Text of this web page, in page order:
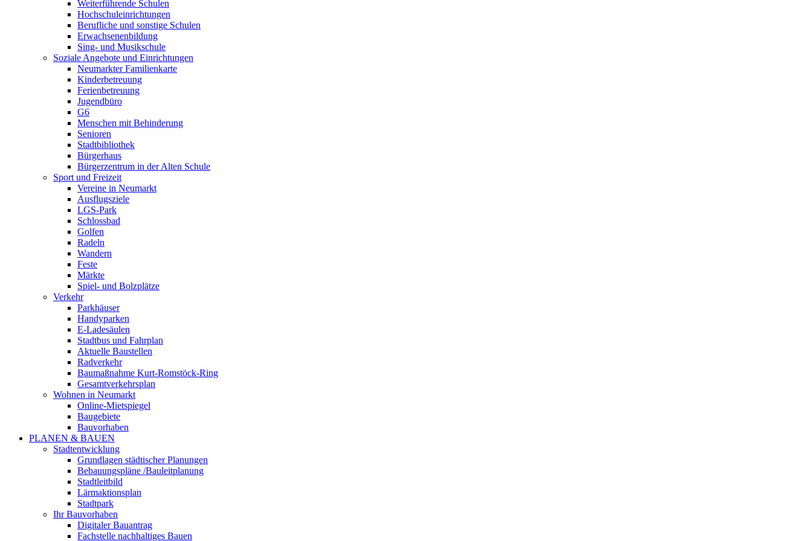
Weiterführende Schulen
Hochschuleinrichtungen
Berufliche und sonstige Schulen
Erwachsenenbildung
Sing- und Musikschule
Soziale Angebote und Einrichtungen
Neumarkter Familienkarte
Kinderbetreuung
Ferienbetreuung
Jugendbüro
G6
Menschen mit Behinderung
Senioren
Stadtbibliothek
Bürgerhaus
Bürgerzentrum in der Alten Schule
Sport und Freizeit
Vereine in Neumarkt
Ausflugsziele
LGS-Park
Schlossbad
Golfen
Radeln
Wandern
Feste
Märkte
Spiel- und Bolzplätze
Verkehr
Parkhäuser
Handyparken
E-Ladesäulen
Stadtbus und Fahrplan
Aktuelle Baustellen
Radverkehr
Baumaßnahme Kurt-Romstöck-Ring
Gesamtverkehrsplan
Wohnen in Neumarkt
Online-Mietspiegel
Baugebiete
Bauvorhaben
PLANEN & BAUEN
Stadtentwicklung
Grundlagen städtischer Planungen
Bebauungspläne /Bauleitplanung
Stadtleitbild
Lärmaktionsplan
Stadtpark
Ihr Bauvorhaben
Digitaler Bauantrag
Fachstelle nachhaltiges Bauen